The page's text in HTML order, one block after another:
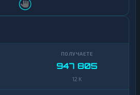
947 805
12 K